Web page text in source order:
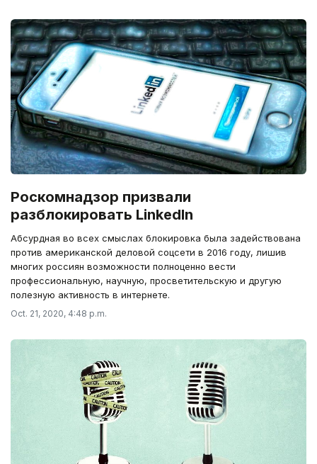
Роскомнадзор призвали
разблокировать LinkedIn
Абсурдная во всех смыслах блокировка была задействована
против американской деловой соцсети в 2016 году, лишив
многих россиян возможности полноценно вести
профессиональную, научную, просветительскую и другую
полезную активность в интернете.
Oct. 21, 2020, 4:48 p.m.